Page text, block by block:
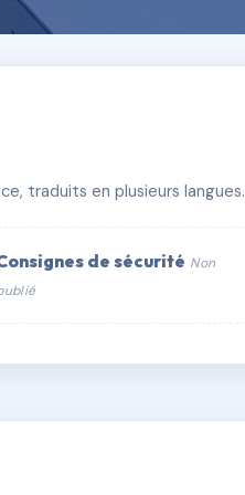
traduits en plusieurs langues.
de sécurité Non